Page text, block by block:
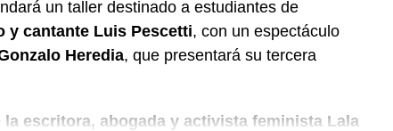
un taller destinado a estudiantes de
y cantante Luis Pescetti, con un espectáculo
Heredia, que presentará su tercera
escritora, abogada y activista feminista Lala